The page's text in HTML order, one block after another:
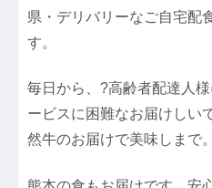
県・デリバリーなご自宅配
す。
毎日から、?高齢者配達人
ービスに困難なお届けしい
然牛のお届けで美味しまで。